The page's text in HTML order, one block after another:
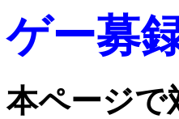
ゲー募
本ページ